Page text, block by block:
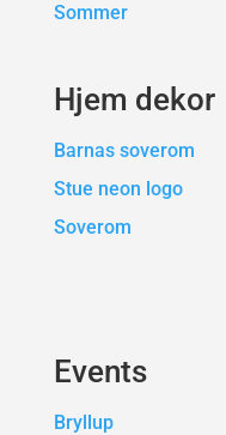
Sommer
Hjem dekor
Barnas soverom
Stue neon logo
Soverom
Events
Bryllup